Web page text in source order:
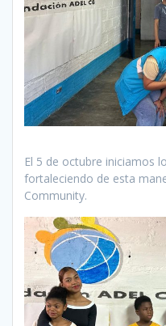
El 5 de octubre iniciamos
fortaleciendo de esta
Community.